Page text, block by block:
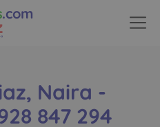
.com
Naira -
847 294